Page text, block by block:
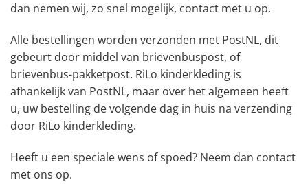
dan nemen wij, zo snel mogelijk, contact met u op.
Alle bestellingen worden verzonden met PostNL, dit
gebeurt door middel van brievenbuspost, of
brievenbus-pakketpost. RiLo kinderkleding is
afhankelijk van PostNL, maar over het algemeen heeft
u, uw bestelling de volgende dag in huis na verzending
door RiLo kinderkleding.
Heeft u een speciale wens of spoed? Neem dan contact
met ons op.